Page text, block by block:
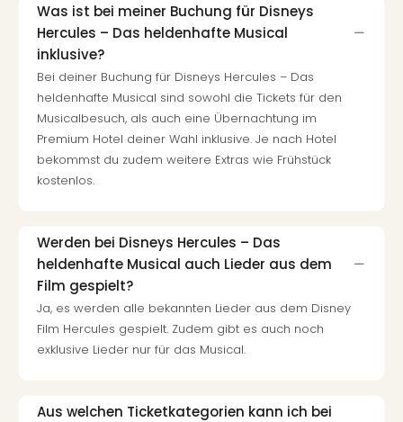
Was ist bei meiner Buchung für Disneys
Hercules – Das heldenhafte Musical
inklusive?
Bei deiner Buchung für Disneys Hercules – Das
heldenhafte Musical sind sowohl die Tickets für den
Musicalbesuch, als auch eine Übernachtung im
Premium Hotel deiner Wahl inklusive. Je nach Hotel
bekommst du zudem weitere Extras wie Frühstück
kostenlos.
Werden bei Disneys Hercules – Das
heldenhafte Musical auch Lieder aus dem
Film gespielt?
Ja, es werden alle bekannten Lieder aus dem Disney
Film Hercules gespielt. Zudem gibt es auch noch
exklusive Lieder nur für das Musical.
Aus welchen Ticketkategorien kann ich bei